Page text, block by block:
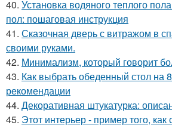
40. Установка водяного теплого
пол: пошаговая инструкция
41. Сказочная дверь с витражом в
своими руками.
42. Минимализм, который говорит
43. Как выбрать обеденный стол на
рекомендации
44. Декоративная штукатурка:
45. Этот интерьер - пример того,